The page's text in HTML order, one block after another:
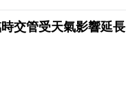
交管受天氣影響延長